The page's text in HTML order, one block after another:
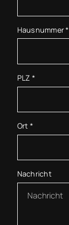
Hausnummer*
PLZ *
Ort *
Nachricht